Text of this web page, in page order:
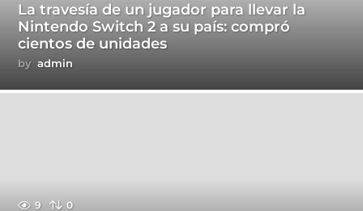
La travesía de un jugador para llevar la
Nintendo Switch 2 a su país: compró
cientos de unidades
by admin
9 0